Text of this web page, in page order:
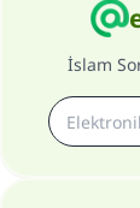
İslam